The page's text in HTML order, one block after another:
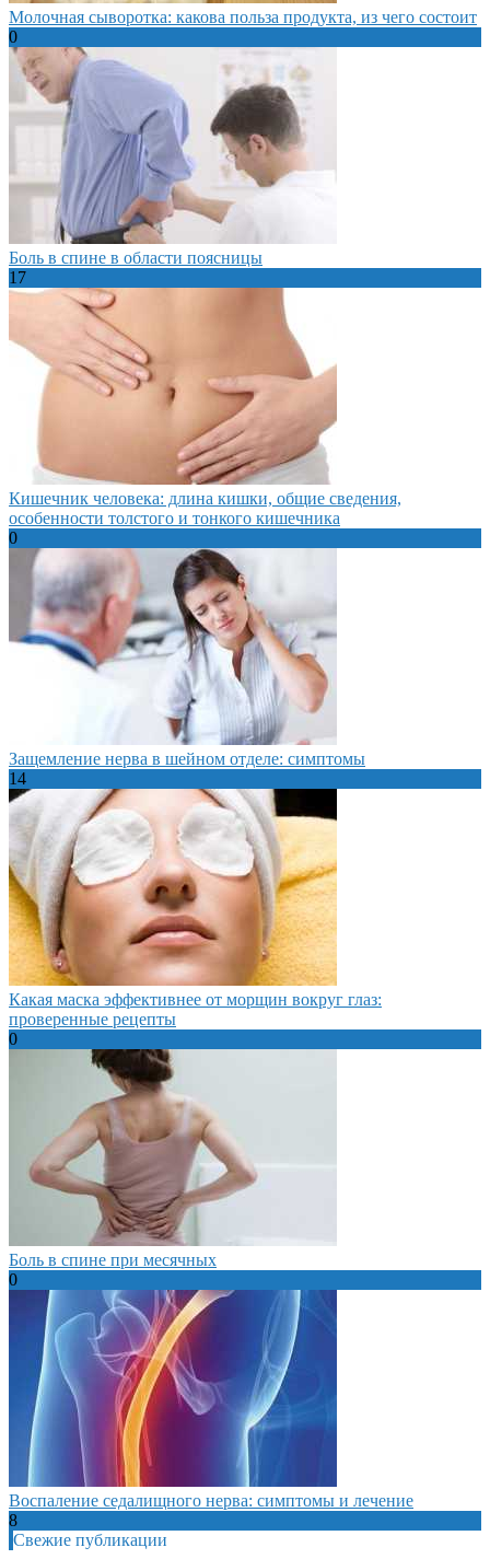
Молочная сыворотка: какова польза продукта, из чего состоит
0
Боль в спине в области поясницы
17
Кишечник человека: длина кишки, общие сведения,
особенности толстого и тонкого кишечника
0
Защемление нерва в шейном отделе: симптомы
14
Какая маска эффективнее от морщин вокруг глаз:
проверенные рецепты
0
Боль в спине при месячных
0
Воспаление седалищного нерва: симптомы и лечение
8
Свежие публикации